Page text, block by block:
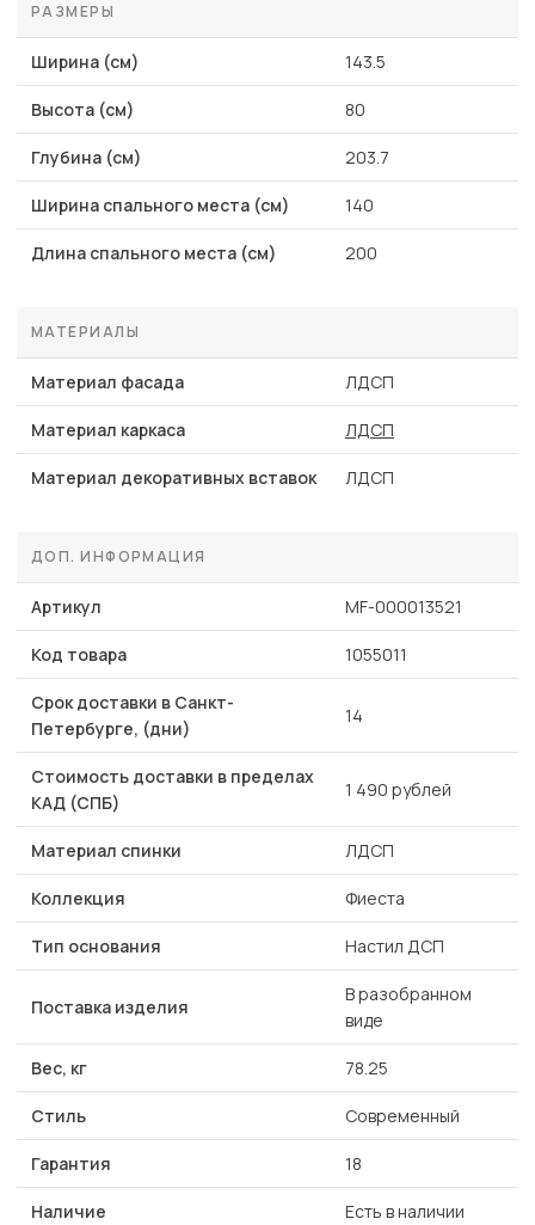
РАЗМЕРЫ
Ширина (см) 143.5
Высота (см) 80
Глубина (см) 203.7
Ширина спального места (см) 140
Длина спального места (см) 200
МАТЕРИАЛЫ
Материал фасада ЛДСП
Материал каркаса ЛДСП
Материал декоративных вставок ЛДСП
ДОП. ИНФОРМАЦИЯ
Артикул MF-000013521
Код товара 1055011
Срок доставки в Санкт-
Петербурге, (дни)
14
Стоимость доставки в пределах
КАД (СПБ)
1 490 рублей
Материал спинки ЛДСП
Коллекция Фиеста
Тип основания Настил ДСП
Поставка изделия
В разобранном
виде
Вес, кг 78.25
Стиль Современный
Гарантия 18
Наличие Есть в наличии